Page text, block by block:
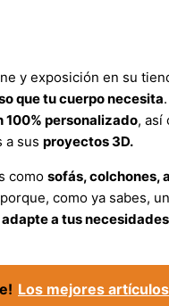
y exposición en su
que tu cuerpo necesita
personalizado, así
a sus proyectos 3D.
como sofás, colchones,
como ya sabes,
a tus
Los mejores